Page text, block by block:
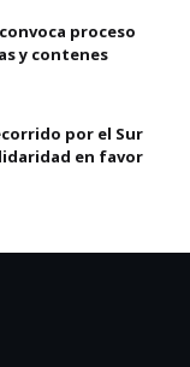
proceso
y contenes
por el Sur
en favor